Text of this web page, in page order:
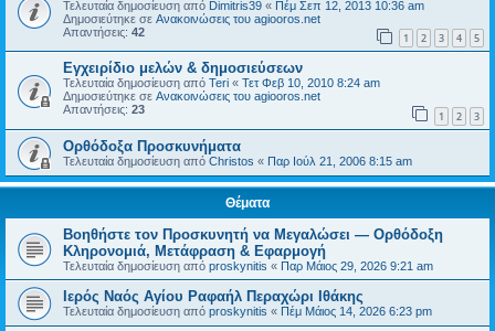
Τελευταία δημοσίευση από Dimitris39 « Πέμ Σεπ 12, 2013 10:36 am
Δημοσιεύτηκε σε Ανακοινώσεις του agiooros.net
Απαντήσεις: 42 1 2 3 4 5
Εγχειρίδιο μελών & δημοσιεύσεων
Τελευταία δημοσίευση από Teri « Τετ Φεβ 10, 2010 8:24 am
Δημοσιεύτηκε σε Ανακοινώσεις του agiooros.net
Απαντήσεις: 23 1 2 3
Ορθόδοξα Προσκυνήματα
Τελευταία δημοσίευση από Christos « Παρ Ιούλ 21, 2006 8:15 am
Θέματα
Βοηθήστε τον Προσκυνητή να Μεγαλώσει — Ορθόδοξη
Κληρονομιά, Μετάφραση & Εφαρμογή
Τελευταία δημοσίευση από proskynitis « Παρ Μάιος 29, 2026 9:21 am
Ιερός Ναός Αγίου Ραφαήλ Περαχώρι Ιθάκης
Τελευταία δημοσίευση από proskynitis « Πέμ Μάιος 14, 2026 6:23 pm